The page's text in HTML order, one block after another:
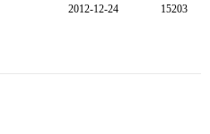
2012-12-24 15203